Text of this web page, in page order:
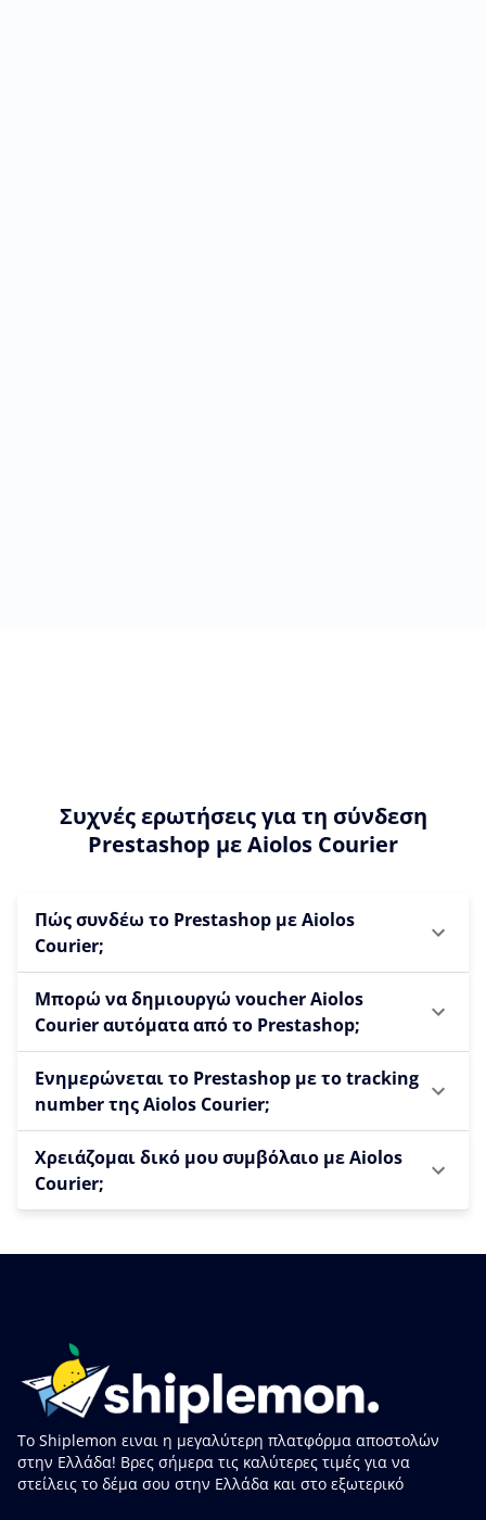
Συχνές ερωτήσεις για τη σύνδεση
Prestashop με Aiolos Courier
Πώς συνδέω το Prestashop με Aiolos
Courier;
Μπορώ να δημιουργώ voucher Aiolos
Courier αυτόματα από το Prestashop;
Ενημερώνεται το Prestashop με το tracking
number της Aiolos Courier;
Χρειάζομαι δικό μου συμβόλαιο με Aiolos
Courier;
Το Shiplemon ειναι η μεγαλύτερη πλατφόρμα αποστολών
στην Ελλάδα! Βρες σήμερα τις καλύτερες τιμές για να
στείλεις το δέμα σου στην Ελλάδα και στο εξωτερικό